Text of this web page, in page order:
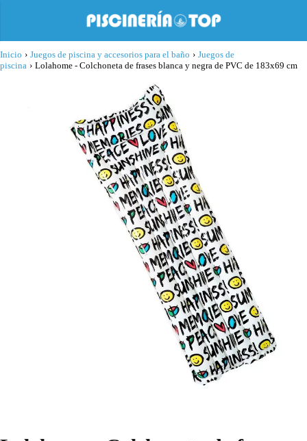
Inicio › Juegos de piscina y accesorios para el baño › Juegos de
piscina › Lolahome - Colchoneta de frases blanca y negra de PVC de 183x69 cm